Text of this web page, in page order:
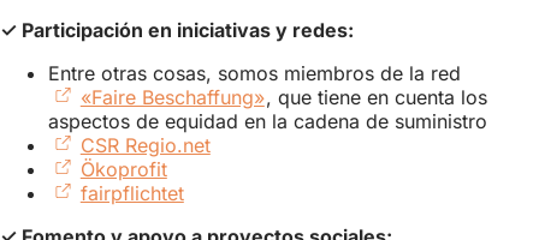
✓ Participación en iniciativas y redes:
Entre otras cosas, somos miembros de la red
«Faire Beschaffung»(Se
abre
, que tiene en cuenta los
aspectos de equidad en la cadena de suministro
CSR Regio.net(Se
Ökoprofit(Se
abre
fairpflichtet(Se